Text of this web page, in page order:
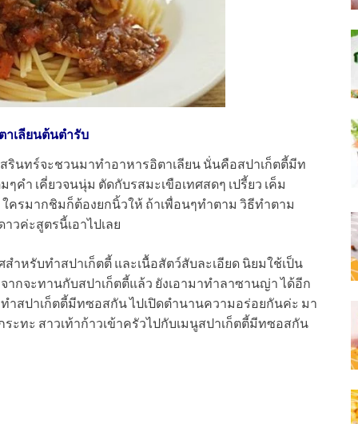
าเลียนต้นตำรับ
รินทร์จะชวนมาทำอาหารอิตาเลียน นั่นคือสปาเก็ตตี้มีท
คำ เคี่ยวจนนุ่ม ตัดกับรสมะเขือเทศสดๆ เปรี้ยว เค็ม
ครมากชิมก็ต้องยกนิ้วให้ ถ้าเพื่อนๆทำตาม วิธีทำตาม
วค่ะสูตรนี้เอาไปเลย
ำหรับทำสปาเก็ตตี้ และเนื้อสัตว์สับละเอียด นิยมใช้เป็น
กจะทานกับสปาเก็ตตี้แล้ว ยังเอามาทำลาซานญ่า ได้อีก
ำสปาเก็ตตี้มีทซอสกัน ไปเปิดตำนานความอร่อยกันค่ะ มา
ทะ สาวเท้าก้าวเข้าครัวไปกับเมนูสปาเก็ตตี้มีทซอสกัน